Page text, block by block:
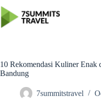
to
content
10 Rekomendasi Kuliner Enak
Bandung
7summitstravel